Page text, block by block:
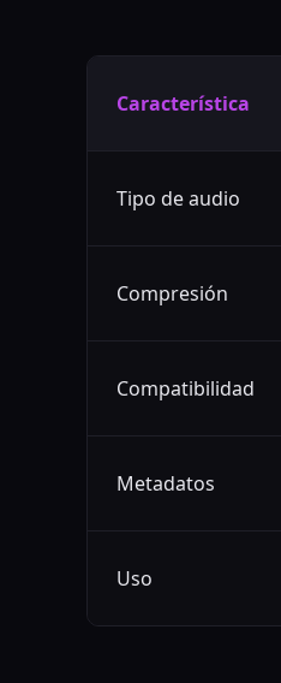
Característica
Tipo de audio
Compresión
Compatibilidad
Metadatos
Uso